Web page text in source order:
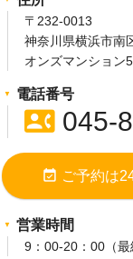
〒232-0013
神奈川県横浜市南
オンズマンション
電話番号
contact_phone045-
event_available ご予約は
営業時間
9：00-20：00（最